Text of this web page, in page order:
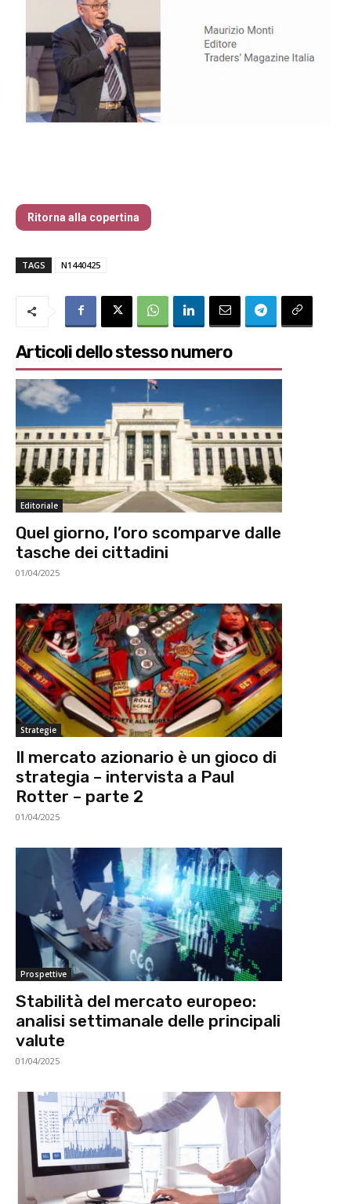
Ritorna alla copertina
TAGS N1440425
Articoli dello stesso numero
Editoriale
Quel giorno, l’oro scomparve dalle
tasche dei cittadini
01/04/2025
Strategie
Il mercato azionario è un gioco di
strategia – intervista a Paul
Rotter – parte 2
01/04/2025
Prospettive
Stabilità del mercato europeo:
analisi settimanale delle principali
valute
01/04/2025